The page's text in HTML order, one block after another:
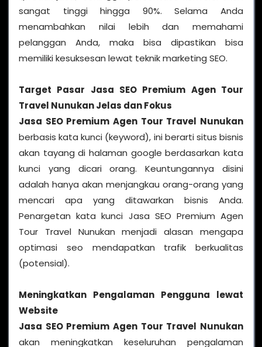
sangat tinggi hingga 90%. Selama Anda
menambahkan nilai lebih dan memahami
pelanggan Anda, maka bisa dipastikan bisa
memiliki kesuksesan lewat teknik marketing SEO.
Target Pasar Jasa SEO Premium Agen Tour
Travel Nunukan Jelas dan Fokus
Jasa SEO Premium Agen Tour Travel Nunukan
berbasis kata kunci (keyword), ini berarti situs bisnis
akan tayang di halaman google berdasarkan kata
kunci yang dicari orang. Keuntungannya disini
adalah hanya akan menjangkau orang-orang yang
mencari apa yang ditawarkan bisnis Anda.
Penargetan kata kunci Jasa SEO Premium Agen
Tour Travel Nunukan menjadi alasan mengapa
optimasi seo mendapatkan trafik berkualitas
(potensial).
Meningkatkan Pengalaman Pengguna lewat
Website
Jasa SEO Premium Agen Tour Travel Nunukan
akan meningkatkan keseluruhan pengalaman